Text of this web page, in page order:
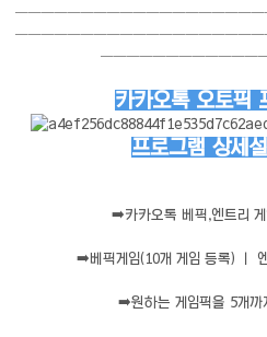
카카오톡 오토픽
프로그램 상세
➡️카카오톡 베픽,엔트리
➡️ 베픽게임(10개 게임 등록) ㅣ
➡️원하는 게임픽을 5개까